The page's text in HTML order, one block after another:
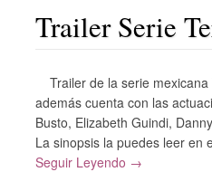
Trailer Serie
Trailer de la serie
además cuenta con las
Busto, Elizabeth Guindi,
La sinopsis la puedes leer en
Seguir Leyendo →